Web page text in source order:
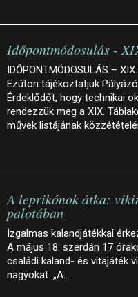
Időpontmódosulás -
IDŐPONTMÓDOSULÁS –
Ezúton tájékoztatjuk
Érdeklődőt, hogy technikai
rendezzük meg a XIX.
művek listájának
A leprikónok átka:
palotában
Izgalmas kalandjátékkal
A május 18. szerdán 17
családi kaland- és vitajáték
nagyokat. „A…